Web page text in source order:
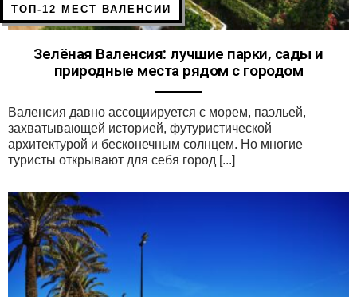
ТОП-12 МЕСТ ВАЛЕНСИИ
Зелёная Валенсия: лучшие парки, сады и
природные места рядом с городом
Валенсия давно ассоциируется с морем, паэльей,
захватывающей историей, футуристической
архитектурой и бесконечным солнцем. Но многие
туристы открывают для себя город [...]